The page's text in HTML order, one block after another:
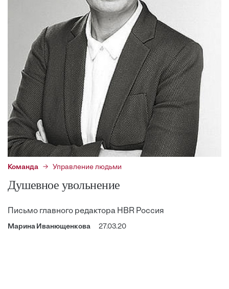
Команда Управление людьми
Душевное увольнение
Письмо главного редактора HBR Россия
Марина Иванющенкова 27.03.20